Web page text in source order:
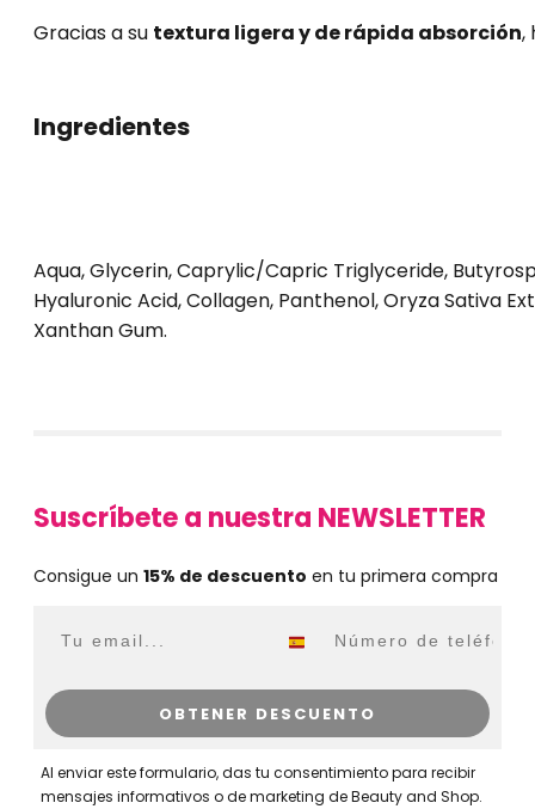
Gracias a su textura ligera y de rápida absorción,
Ingredientes
Aqua, Glycerin, Caprylic/Capric Triglyceride,
Hyaluronic Acid, Collagen, Panthenol, Oryza Sativa
Xanthan Gum.
Suscríbete a nuestra NEWSLETTER
Consigue un 15% de descuento en tu primera compra
OBTENER DESCUENTO
Al enviar este formulario, das tu consentimiento para recibir
mensajes informativos o de marketing de Beauty and Shop.